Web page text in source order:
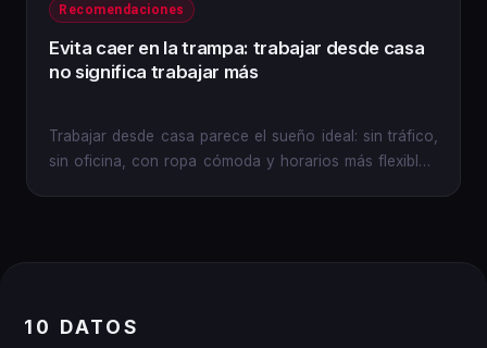
Recomendaciones
Evita caer en la trampa: trabajar desde casa
no significa trabajar más
Trabajar desde casa parece el sueño ideal: sin tráfico,
sin oficina, con ropa cómoda y horarios más flexibles.
10 DATOS